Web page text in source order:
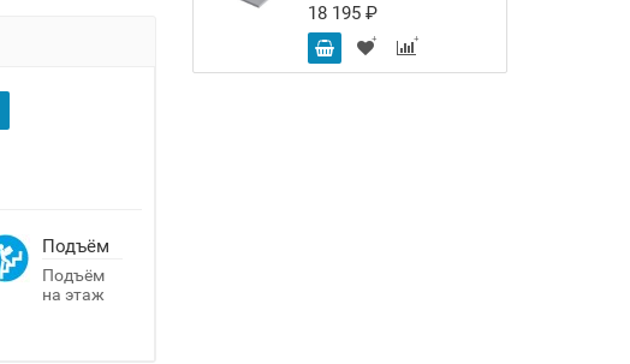
Подъём
Подъём
на этаж
18 195 ₽